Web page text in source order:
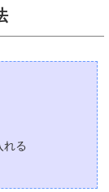
れる